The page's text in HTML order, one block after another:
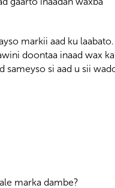
markii aad ku
doontaa inaad wax ka
sameyso si aad u sii
marka dambe?